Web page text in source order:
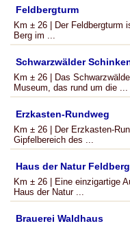
Feldbergturm
Km ± 26 | Der Feldbergturm
Berg im ...
Schwarzwälder
Km ± 26 | Das
Museum, das rund um die ...
Erzkasten-Rundweg
Km ± 26 | Der Erzkasten-
Gipfelbereich des ...
Haus der Natur Feldberg
Km ± 26 | Eine einzigartige
Haus der Natur ...
Brauerei Waldhaus